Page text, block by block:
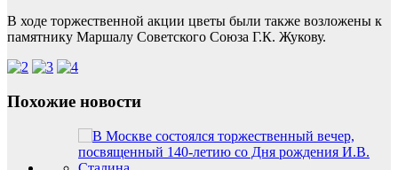
В ходе торжественной акции цветы были также возложены к
памятнику Маршалу Советского Союза Г.К. Жукову.
Похожие новости